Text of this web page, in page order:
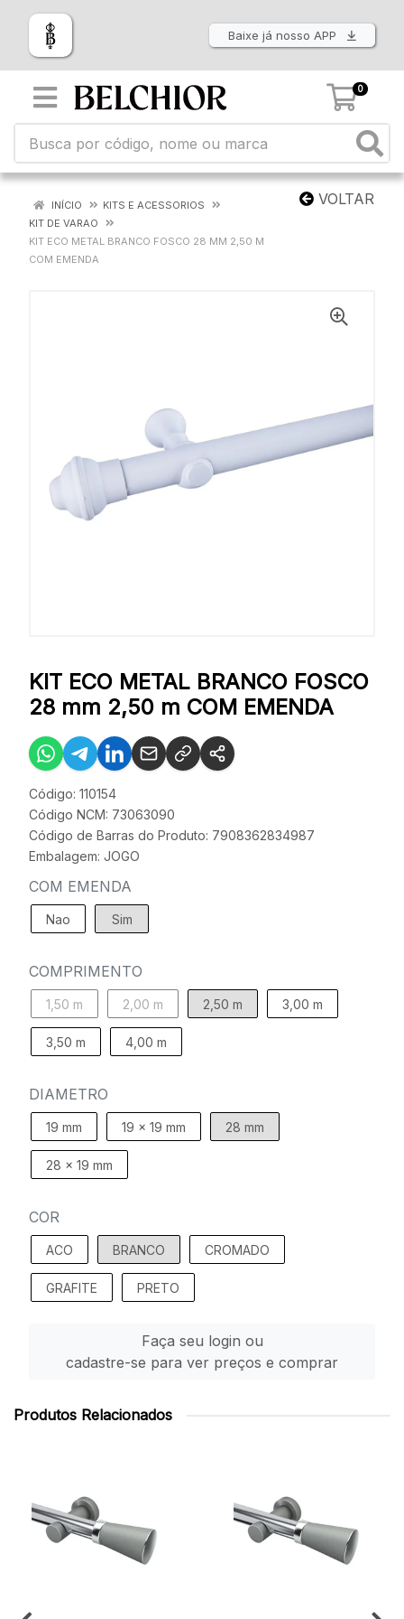
Baixe já nosso APP
0
VOLTAR
INÍCIO
KITS E ACESSORIOS
KIT DE VARAO
KIT ECO METAL BRANCO FOSCO 28 MM 2,50 M
COM EMENDA
KIT ECO METAL BRANCO FOSCO
28 mm 2,50 m COM EMENDA
Código: 110154
Código NCM: 73063090
Código de Barras do Produto: 7908362834987
Embalagem: JOGO
COM EMENDA
Nao Sim
COMPRIMENTO
1,50 m 2,00 m 2,50 m 3,00 m
3,50 m 4,00 m
DIAMETRO
19 mm 19 x 19 mm 28 mm
28 x 19 mm
COR
ACO BRANCO CROMADO
GRAFITE PRETO
Faça seu login ou
cadastre-se para ver preços e comprar
Produtos Relacionados